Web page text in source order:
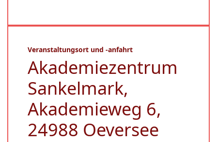
Veranstaltungsort und -anfahrt
Akademiezentrum
Sankelmark,
Akademieweg 6,
24988 Oeversee